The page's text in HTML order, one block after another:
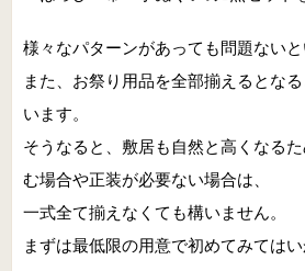
様々なパターンがあっても問題ないと
また、お祭り用品を全部揃えるとな
います。
そうなると、敷居も自然と高くなる
む場合や正装が必要ない場合は、
一式全て揃えなくても構いません。
まずは最低限の用意で初めてみては